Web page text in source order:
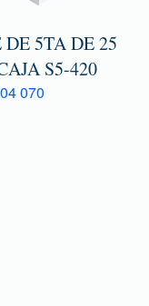
5TA DE 25
S5-420
070